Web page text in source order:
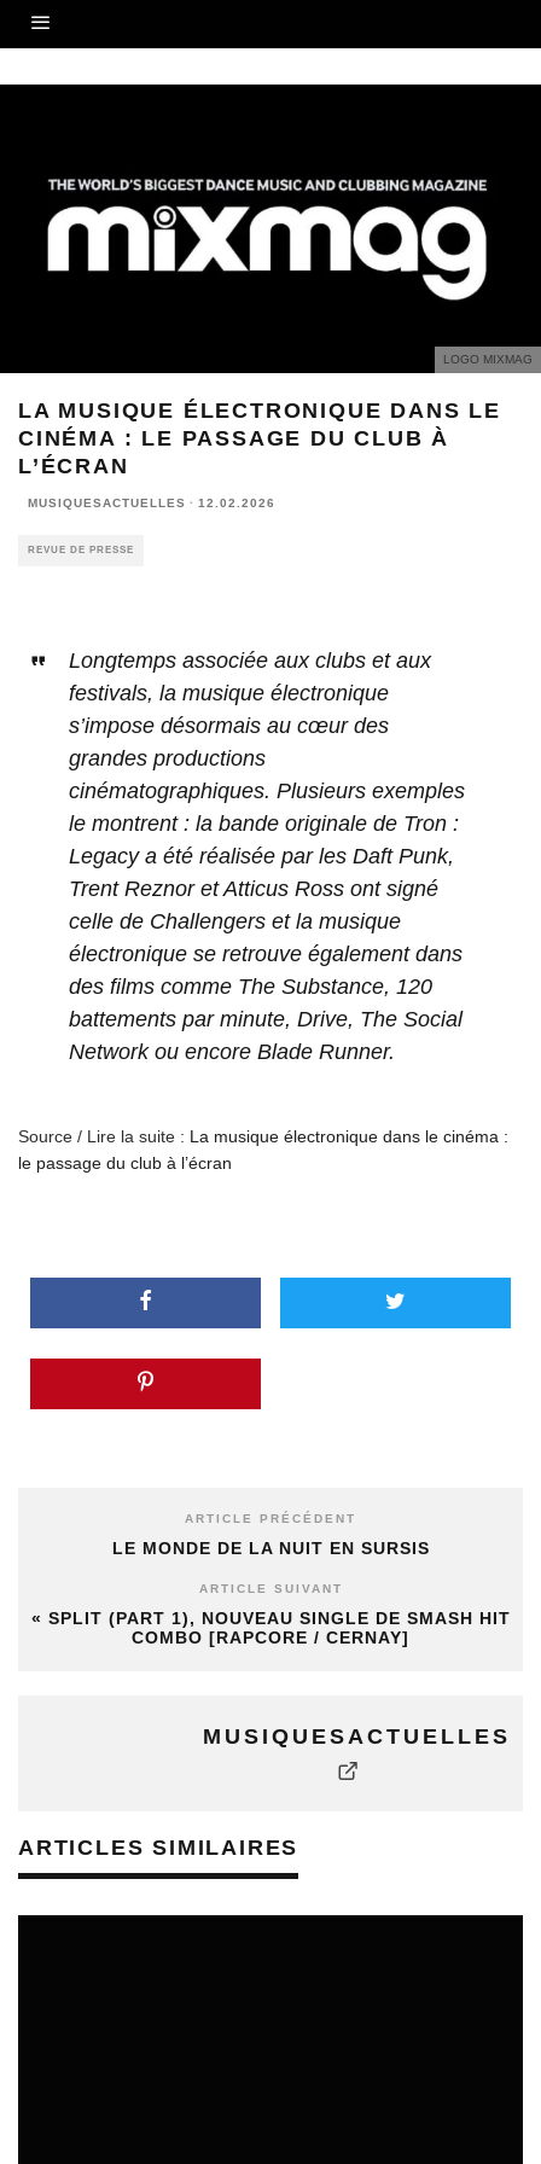
LOGO MIXMAG
LA MUSIQUE ÉLECTRONIQUE DANS LE
CINÉMA : LE PASSAGE DU CLUB À
L’ÉCRAN
MUSIQUESACTUELLES · 12.02.2026
REVUE DE PRESSE
Longtemps associée aux clubs et aux
festivals, la musique électronique
s’impose désormais au cœur des
grandes productions
cinématographiques. Plusieurs exemples
le montrent : la bande originale de Tron :
Legacy a été réalisée par les Daft Punk,
Trent Reznor et Atticus Ross ont signé
celle de Challengers et la musique
électronique se retrouve également dans
des films comme The Substance, 120
battements par minute, Drive, The Social
Network ou encore Blade Runner.
Source / Lire la suite : La musique électronique dans le cinéma :
le passage du club à l’écran
ARTICLE PRÉCÉDENT
LE MONDE DE LA NUIT EN SURSIS
ARTICLE SUIVANT
« SPLIT (PART 1), NOUVEAU SINGLE DE SMASH HIT
COMBO [RAPCORE / CERNAY]
MUSIQUESACTUELLES
ARTICLES SIMILAIRES